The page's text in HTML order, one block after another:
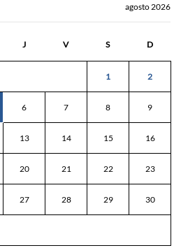
agosto 2026
J V S D
1 2
6 7 8 9
13 14 15 16
20 21 22 23
27 28 29 30